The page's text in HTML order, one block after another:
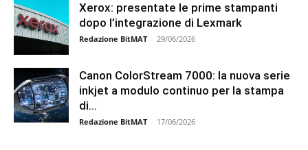
Xerox: presentate le prime stampanti
dopo l’integrazione di Lexmark
Redazione BitMAT - 29/06/2026
Canon ColorStream 7000: la nuova serie
inkjet a modulo continuo per la stampa
di...
Redazione BitMAT - 17/06/2026